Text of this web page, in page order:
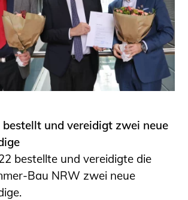
bestellt und vereidigt zwei neue
bestellte und vereidigte die
Bau NRW zwei neue